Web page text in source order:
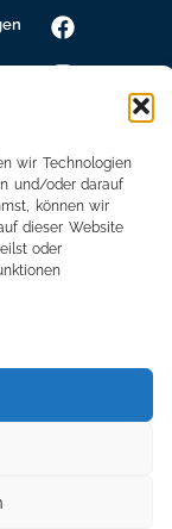
wir Technologien
und/oder darauf
können wir
dieser Website
oder